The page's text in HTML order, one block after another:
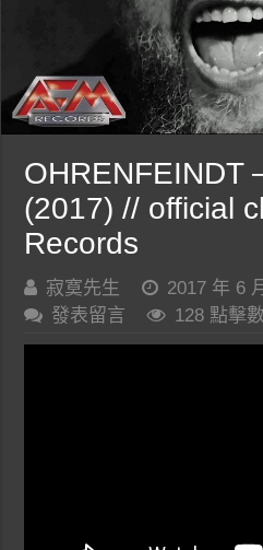
OHRENFEINDT
(2017) // official
Records
寂寞先生 2017 年 6
發表留言
128 點擊